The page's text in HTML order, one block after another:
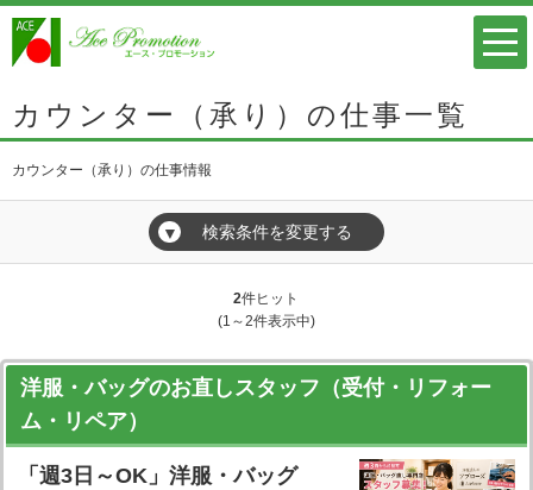
カウンター（承り）の仕事一覧
カウンター（承り）の仕事情報
▼ 検索条件を変更する
2件ヒット
(1～2件表示中)
洋服・バッグのお直しスタッフ（受付・リフォー
ム・リペア）
「週3日～OK」洋服・バッグ